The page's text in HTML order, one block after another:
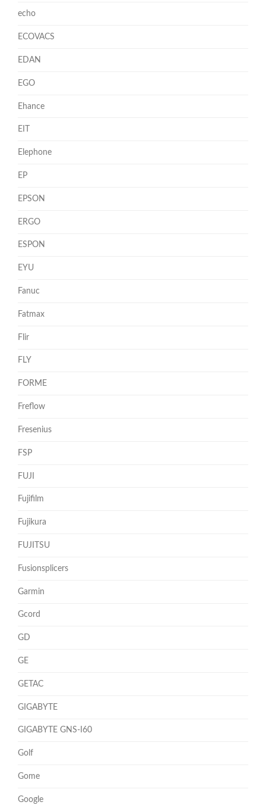
echo
ECOVACS
EDAN
EGO
Ehance
EIT
Elephone
EP
EPSON
ERGO
ESPON
EYU
Fanuc
Fatmax
Flir
FLY
FORME
Freflow
Fresenius
FSP
FUJI
Fujifilm
Fujikura
FUJITSU
Fusionsplicers
Garmin
Gcord
GD
GE
GETAC
GIGABYTE
GIGABYTE GNS-I60
Golf
Gome
Google